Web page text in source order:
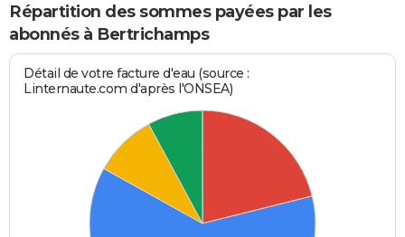
Répartition des sommes payées par les
abonnés à Bertrichamps
Détail de votre facture d'eau (source :
Linternaute.com d'après l'ONSEA)